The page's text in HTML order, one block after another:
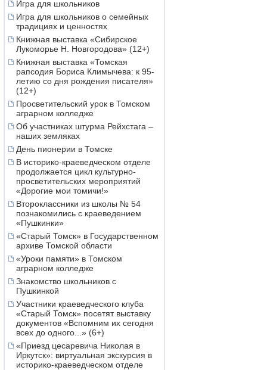
Игра для школьников
Игра для школьников о семейных
традициях и ценностях
Книжная выставка «Сибирское
Лукоморье Н. Новгородова» (12+)
Книжная выставка «Томская
рапсодия Бориса Климычева: к 95-
летию со дня рождения писателя»
(12+)
Просветительский урок в Томском
аграрном колледже
Об участниках штурма Рейхстага –
наших земляках
День пионерии в Томске
В историко-краеведческом отделе
продолжается цикл культурно-
просветительских мероприятий
«Дорогие мои томичи!»
Второклассники из школы № 54
познакомились с краеведением
«Пушкинки»
«Старый Томск» в Государственном
архиве Томской области
«Уроки памяти» в Томском
аграрном колледже
Знакомство школьников с
Пушкинкой
Участники краеведческого клуба
«Старый Томск» посетят выставку
документов «Вспомним их сегодня
всех до одного...» (6+)
«Приезд цесаревича Николая в
Иркутск»: виртуальная экскурсия в
историко-краеведческом отделе